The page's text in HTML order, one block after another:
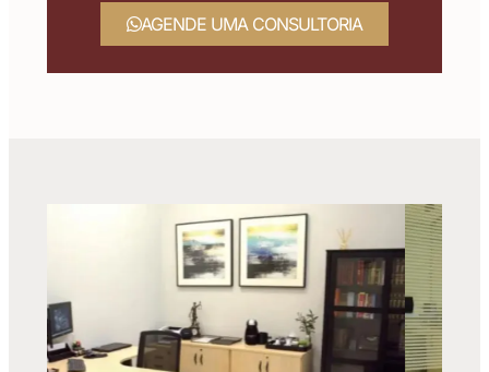
AGENDE UMA CONSULTORIA